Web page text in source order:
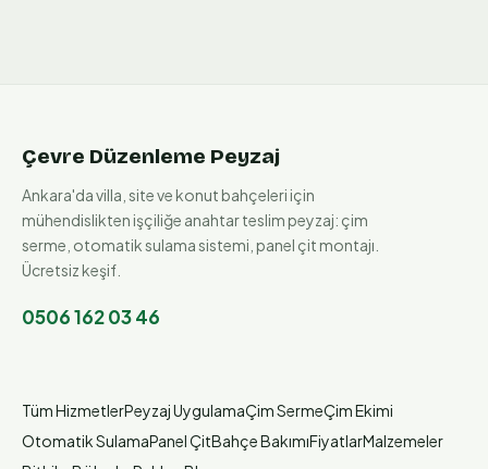
Çevre Düzenleme Peyzaj
Ankara'da villa, site ve konut bahçeleri için
mühendislikten işçiliğe anahtar teslim peyzaj: çim
serme, otomatik sulama sistemi, panel çit montajı.
Ücretsiz keşif.
0506 162 03 46
Tüm HizmetlerPeyzaj UygulamaÇim SermeÇim Ekimi
Otomatik SulamaPanel ÇitBahçe BakımıFiyatlarMalzemeler